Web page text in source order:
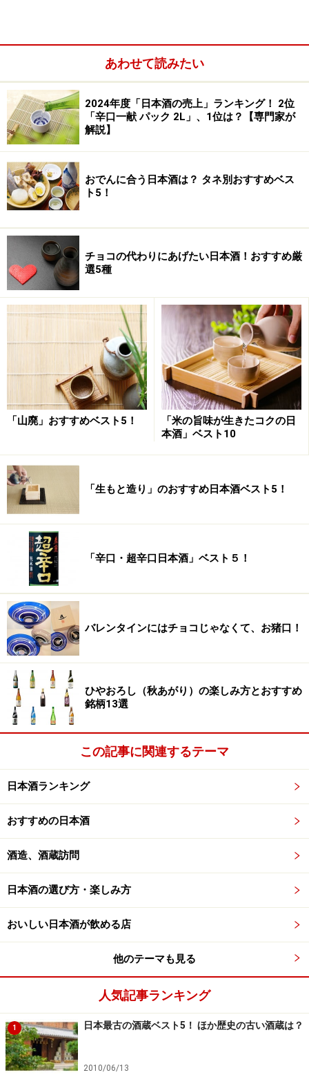
術で安定した人気を誇る蔵。
「かっぱ」は海外でも人気の同社代表銘柄の一つで、な
にしろ日本酒度＋10の超辛口。完全熟成醪（もろみ）で
ドライ感と旨味を品よく表現している。アフターのすき
っとしたキレ味とまろみが同居するバランスが、辛口愛
好家以外にもファンを持つ大きな魅力だ。
超辛口と表示されるが、いやな刺激はなくともかくマイ
ルド。地元米にもこだわりを持つ。料理のジャンルは問
関連記事：山形、米鶴『盗み吟醸』
＜DATA＞
1800ml 2,000円
アルコール度 15%
日本酒度 ＋10
出羽の里 60%精米
住所：山形県東置賜郡高畠町二井宿1076
電話：0238-52-1130
4位：特別純米酒 田酒
ぐっと飲み応えある特別純米酒といえば青森の田酒。特
別純米酒＝田酒と答える日本酒ファンは多いだろう。名
前の通り「田んぼ」以外の生成物は使用しないと純米に
力を入れる人気蔵。
磨きの高い特別純米酒のせいかフルーティーな香り。時
間とともに炊き立てのご飯、つきたての餅のような純米
特有の香りが。しっかりとした骨格と芯を感じる味わい
はまさに田酒の真骨頂。
醤油と出汁をきかせた魚介の煮物、味噌で漬け込んだ魚
の焼き物と。鍋を囲むときにも傍らに置きたい名品。プ
レミア価格がつくことも。
＜DATA＞
1800ml 2,651円
華吹雪 55%精米
■株式会社西田酒造店
住所：青森県青森市大字油川字大浜４６
電話：017-788-0007
あわせて読みたい
2024年度「日本酒の売上」ランキング！ 2位
「辛口一献 パック 2L」、1位は？【専門家が
解説】
おでんに合う日本酒は？ タネ別おすすめベス
ト5！
チョコの代わりにあげたい日本酒！おすすめ厳
選5種
「山廃」おすすめベスト5！
「米の旨味が生きたコクの日
本酒」ベスト10
「生もと造り」のおすすめ日本酒ベスト5！
「辛口・超辛口日本酒」ベスト５！
バレンタインにはチョコじゃなくて、お猪口！
ひやおろし（秋あがり）の楽しみ方とおすすめ
銘柄13選
この記事に関連するテーマ
日本酒ランキング
おすすめの日本酒
酒造、酒蔵訪問
日本酒の選び方・楽しみ方
おいしい日本酒が飲める店
他のテーマも見る
人気記事ランキング
1 日本最古の酒蔵ベスト5！ ほか歴史の古い酒蔵は？
2010/06/13